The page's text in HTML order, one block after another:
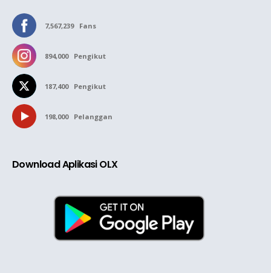
7,567,239 Fans
894,000 Pengikut
187,400 Pengikut
198,000 Pelanggan
Download Aplikasi OLX